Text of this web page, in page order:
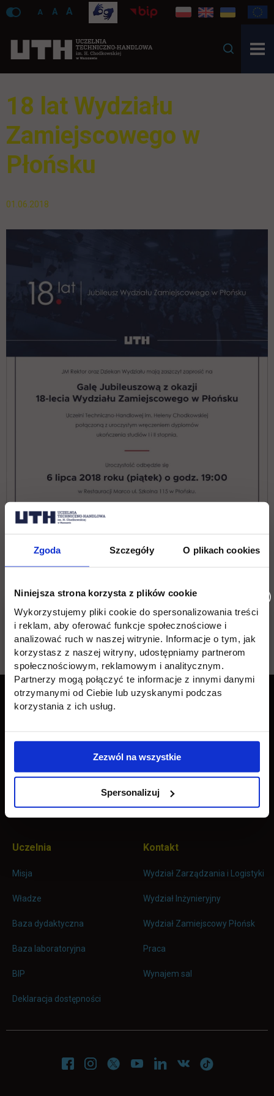
Zgoda Szczegóły O plikach cookies
Niniejsza strona korzysta z plików cookie
Wykorzystujemy pliki cookie do spersonalizowania treści
i reklam, aby oferować funkcje społecznościowe i
analizować ruch w naszej witrynie. Informacje o tym, jak
korzystasz z naszej witryny, udostępniamy partnerom
społecznościowym, reklamowym i analitycznym.
Partnerzy mogą połączyć te informacje z innymi danymi
otrzymanymi od Ciebie lub uzyskanymi podczas
korzystania z ich usług.
Zezwól na wszystkie
Spersonalizuj
A A A
18 lat Wydziału
Zamiejscowego w
Płońsku
01.06.2018
Wróć
Pomiń
stopkę
Informacje w stopce
Edukacja
Licencjackie
Płońsk
Student
Biblioteka
Opłaty
Uczelnia
Misja
Władze
Baza dydaktyczna
Baza laboratoryjna
BIP
Deklaracja dostępności
Kontakt
Wydział Zarządzania i Logistyki
Wydział Inżynieryjny
Wydział Zamiejscowy Płońsk
Praca
Wynajem sal